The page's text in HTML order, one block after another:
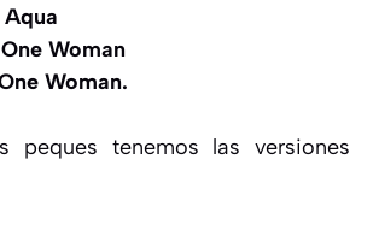
Woman
Woman.
peques tenemos las versiones